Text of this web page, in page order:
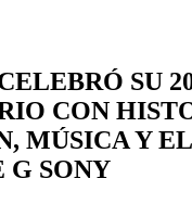
SU
CON
MÚSICA Y
G SONY